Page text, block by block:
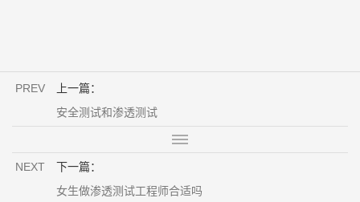
PREV
上一篇：
安全测试和渗透测试
NEXT
下一篇：
女生做渗透测试工程师合适吗